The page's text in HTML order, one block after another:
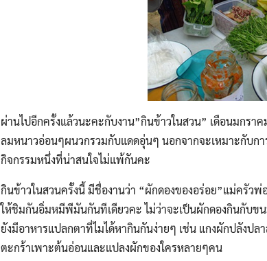
ผ่านไปอีกครั้งแล้วนะคะกับงาน”กินข้าวในสวน” เดือนมกร
ลมหนาวอ่อนๆผนวกรวมกับแดดอุ่นๆ นอกจากจะเหมาะกับก
กิจกรรมหนึ่งที่น่าสนใจไม่แพ้กันคะ
กินข้าวในสวนครั้งนี้ มีชื่องานว่า “ผักดองของอร่อย”แม่ครัวพ่
ให้ชิมกันอิ่มหมีพีมันกันทีเดียวคะ ไม่ว่าจะเป็นผักดองกินกับข
ยังมีอาหารแปลกตาที่ไมได้หากินกันง่ายๆ เช่น แกงผักปลังป
ตะกร้าเพาะต้นอ่อนและแปลงผักของใครหลายๆคน